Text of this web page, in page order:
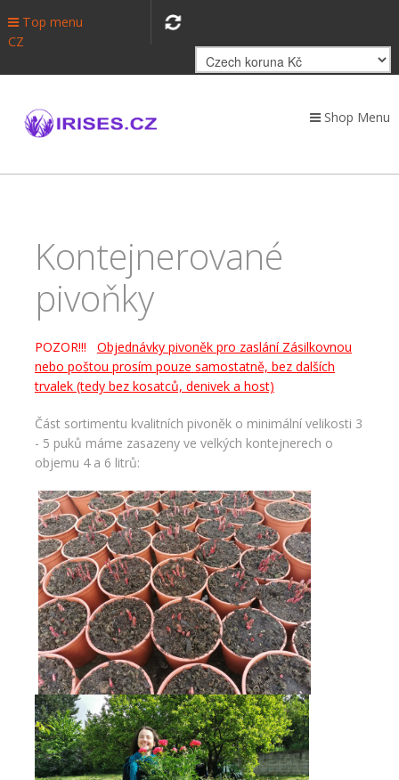
Top menu
CZ
Shop Menu
Kontejnerované
pivoňky
POZOR!!! Objednávky pivoněk pro zaslání Zásilkovnou
nebo poštou prosím pouze samostatně, bez dalších
trvalek (tedy bez kosatců, denivek a host)
Část sortimentu kvalitních pivoněk o minimální velikosti 3
- 5 puků máme zasazeny ve velkých kontejnerech o
objemu 4 a 6 litrů: